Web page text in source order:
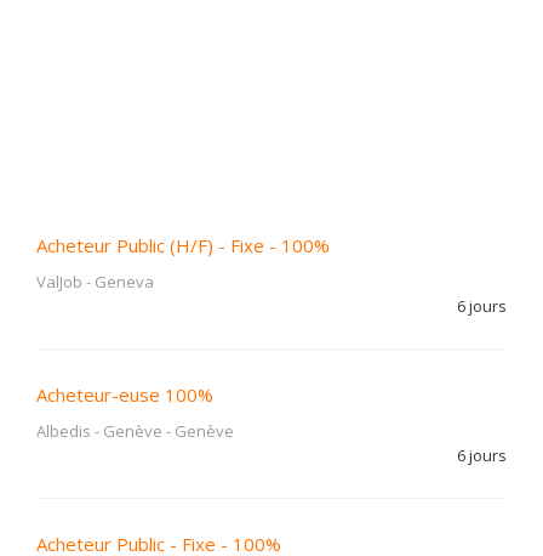
Acheteur Public (H/F) - Fixe - 100%
ValJob - Geneva
6 jours
Acheteur-euse 100%
Albedis - Genève - Genève
6 jours
Acheteur Public - Fixe - 100%